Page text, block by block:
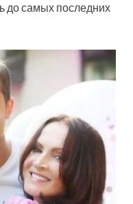
до самых последних